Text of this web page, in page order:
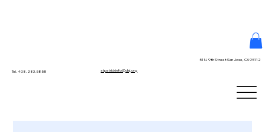
Tel. 408.283.5858 stpatrickinfo@dsj.org
51 N. 9th Street San Jose, CA 95112